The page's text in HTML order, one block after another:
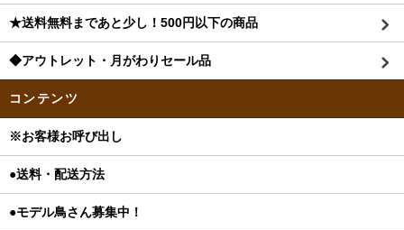
★送料無料まであと少し！500円以下の商品
◆アウトレット・月がわりセール品
コンテンツ
※お客様お呼び出し
●送料・配送方法
●モデル鳥さん募集中！